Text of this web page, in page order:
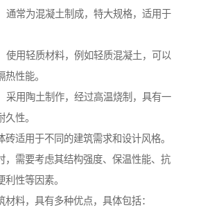
通常为混凝土制成，特大规格，适用于
使用轻质材料，例如轻质混凝土，可以
性能。
采用陶土制作，经过高温烧制，具有一
性。
砖适用于不同的建筑需求和设计风格。
，需要考虑其结构强度、保温性能、抗
性等因素。
材料，具有多种优点，具体包括：